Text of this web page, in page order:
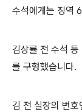
수석에게는 징역
김상률 전 수석
를 구형했습니다.
김 전 실장의 변